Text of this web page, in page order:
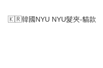
🇰🇷韓國NYU NYU髮夾-貓款